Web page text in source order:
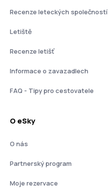
Recenze leteckých společností
Letiště
Recenze letišť
Informace o zavazadlech
FAQ - Tipy pro cestovatele
O eSky
O nás
Partnerský program
Moje rezervace